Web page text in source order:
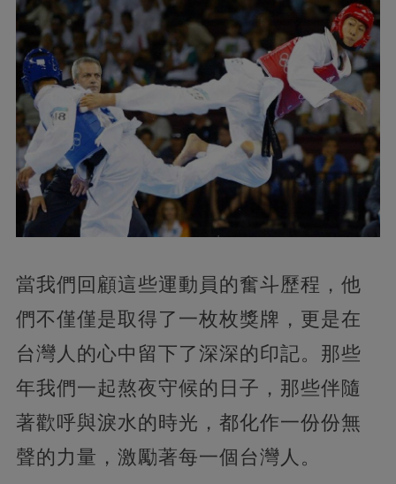
當我們回顧這些運動員的奮斗歷程，他
們不僅僅是取得了一枚枚獎牌，更是在
台灣人的心中留下了深深的印記。那些
年我們一起熬夜守候的日子，那些伴隨
著歡呼與淚水的時光，都化作一份份無
聲的力量，激勵著每一個台灣人。